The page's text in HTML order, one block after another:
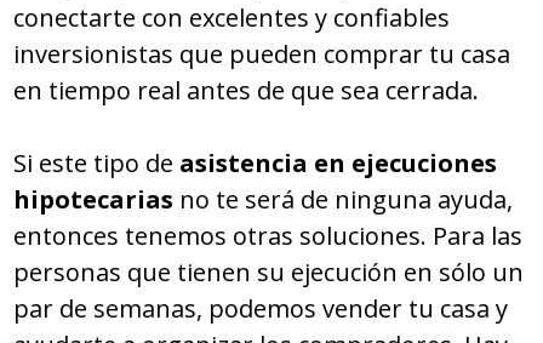
conectarte con excelentes y confiables
inversionistas que pueden comprar tu casa
en tiempo real antes de que sea cerrada.
Si este tipo de asistencia en ejecuciones
hipotecarias no te será de ninguna ayuda,
entonces tenemos otras soluciones. Para las
personas que tienen su ejecución en sólo un
par de semanas, podemos vender tu casa y